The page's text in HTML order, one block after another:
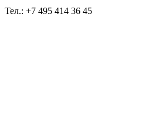
Тел.: +7 495 414 36 45